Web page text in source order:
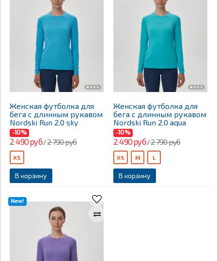
Женская футболка для
бега с длинным рукавом
Nordski Run 2.0 sky
-10%
2 490 руб/2 790 руб
В корзину
XS
Женская футболка для
бега с длинным рукавом
Nordski Run 2.0 aqua
-10%
2 490 руб/2 790 руб
В корзину
XS M L
New!